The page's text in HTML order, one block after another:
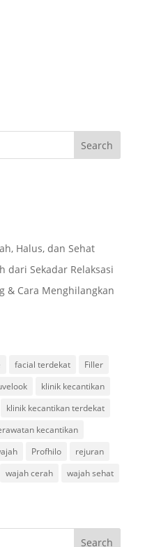
Halus, dan Sehat
dari Sekadar Relaksasi
& Cara Menghilangkan
facial terdekat
Filler
klinik kecantikan
klinik kecantikan terdekat
kecantikan
Profhilo
rejuran
wajah cerah
wajah sehat